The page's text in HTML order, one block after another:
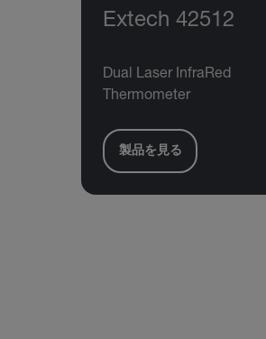
Extech 42512
Dual Laser InfraRed
Thermometer
製品を見る